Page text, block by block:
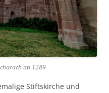
ab 1289
Stiftskirche und